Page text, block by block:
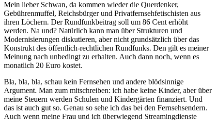
Mein lieber Schwan, da kommen wieder die Querdenker,
Gebührenmuffel, Reichsbürger und Privatfernsehfetischisten aus
ihren Löchern. Der Rundfunkbeitrag soll um 86 Cent erhöht
werden. Na und? Natürlich kann man über Strukturen und
Modernisierungen diskutieren, aber nicht grundsätzlich über das
Konstrukt des öffentlich-rechtlichen Rundfunks. Den gilt es meiner
Meinung nach unbedingt zu erhalten. Auch dann noch, wenn es
monatlich 20 Euro kostet.
Bla, bla, bla, schau kein Fernsehen und andere blödsinnige
Argument. Man zum mitschreiben: ich habe keine Kinder, aber über
meine Steuern werden Schulen und Kindergärten finanziert. Und
das ist auch gut so. Genau so sehe ich das bei den Fernsehsendern.
Auch wenn meine Frau und ich überwiegend Streamingdienste